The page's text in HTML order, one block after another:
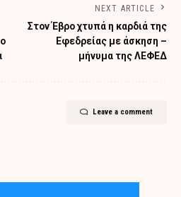
NEXT ARTICLE
Στον Έβρο χτυπά η καρδιά της
Εφεδρείας με άσκηση –
μήνυμα της ΛΕΦΕΔ
Leave a comment